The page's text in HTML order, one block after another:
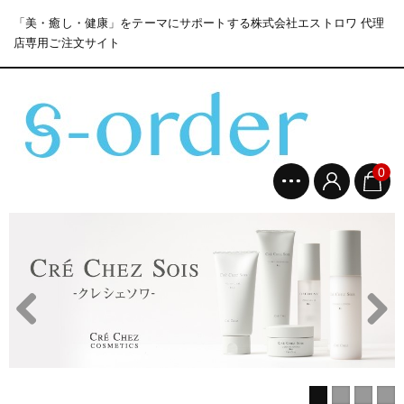
「美・癒し・健康」をテーマにサポートする株式会社エストロワ 代理
店専用ご注文サイト
0